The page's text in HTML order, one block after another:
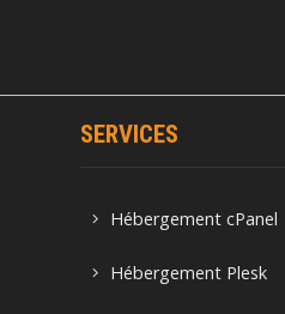
SERVICES
Hébergement cPanel
Hébergement Plesk